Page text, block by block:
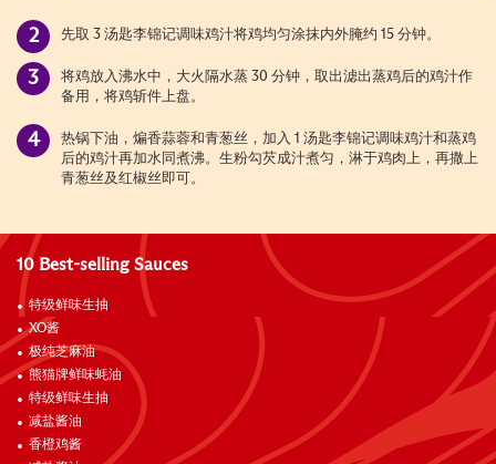
先取 3 汤匙李锦记调味鸡汁将鸡均匀涂抹内外腌约 15 分钟。
将鸡放入沸水中，大火隔水蒸 30 分钟，取出滤出蒸鸡后的鸡汁作
备用，将鸡斩件上盘。
热锅下油，煸香蒜蓉和青葱丝，加入 1 汤匙李锦记调味鸡汁和蒸鸡
后的鸡汁再加水同煮沸。生粉勾芡成汁煮匀，淋于鸡肉上，再撒上
青葱丝及红椒丝即可。
10 Best-selling Sauces
特级鲜味生抽
XO酱
极纯芝麻油
熊猫牌鲜味蚝油
特级鲜味生抽
减盐酱油
香橙鸡酱